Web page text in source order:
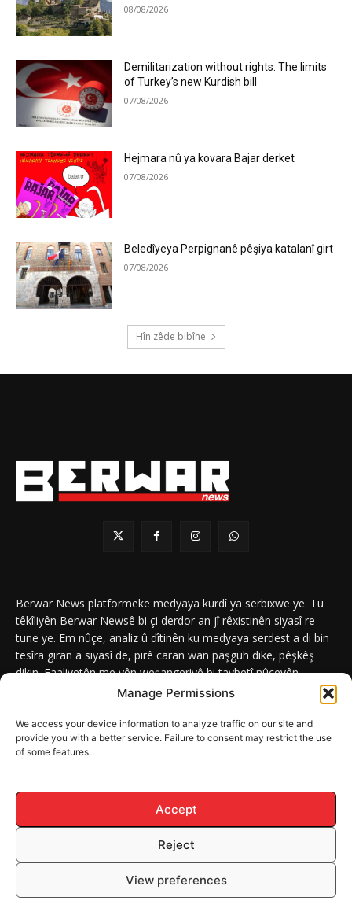
Manage Permissions
We access your device information to analyze traffic on our site and
provide you with a better service. Failure to consent may restrict the use
of some features.
Accept
Reject
View preferences
08/08/2026
Demilitarization without rights: The limits
of Turkey’s new Kurdish bill
07/08/2026
Hejmara nû ya kovara Bajar derket
07/08/2026
Beledîyeya Perpignanê pêşiya katalanî girt
07/08/2026
Hîn zêde bibîne
Berwar News platformeke medyaya kurdî ya serbixwe ye. Tu
têkîliyên Berwar Newsê bi çi derdor an jî rêxistinên siyasî re
tune ye. Em nûçe, analiz û dîtinên ku medyaya serdest a di bin
tesîra giran a siyasî de, pirê caran wan paşguh dike, pêşkêş
dikin. Faaliyetên me yên weşangeriyê bi taybetî nûçeyên
navneteweyî yên qeyranên siyasî û civakî û yên têkîlî kurdan e.
© Mafê Telîfê 2026, Hemû mafên naveroka malperê BERWAR NEWS